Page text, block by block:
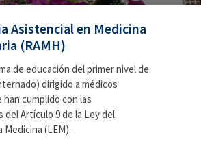
Asistencial en Medicina
(RAMH)
de educación del primer nivel de
dirigido a médicos
cumplido con las
del Artículo 9 de la Ley del
Medicina (LEM).